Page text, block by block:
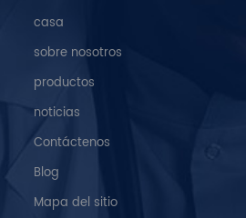
casa
sobre nosotros
productos
noticias
Contáctenos
Blog
Mapa del sitio